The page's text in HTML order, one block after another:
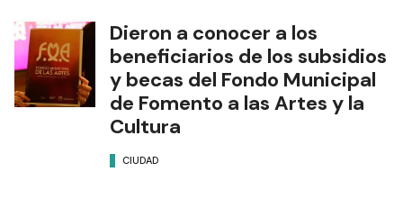
Dieron a conocer a los
beneficiarios de los subsidios
y becas del Fondo Municipal
de Fomento a las Artes y la
Cultura
CIUDAD